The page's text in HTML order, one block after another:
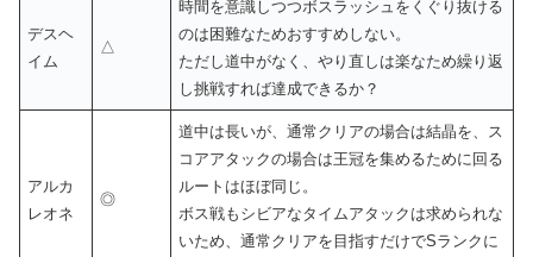
デスヘ
イム
△
時間を意識しつつボスラッシュをくぐり抜ける
のは困難なためおすすめしない。
ただし道中がなく、やり直しは楽なため繰り返
し挑戦すれば達成できるか？
アルカ
レオネ
◎
道中は長いが、通常クリアの場合は結晶を、ス
コアアタックの場合は王冠を集めるために回る
ルートはほぼ同じ。
ボス戦もシビアなタイムアタックは求められな
いため、通常クリアを目指すだけでSランクに